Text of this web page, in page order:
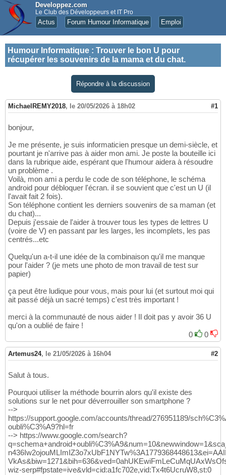
Developpez.com
Le Club des Développeurs et IT Pro
Actus Forum Humour Informatique Emploi
Humour Informatique : Trouver le bon U pour
récupérer les souvenirs de la mama et du chat.
Répondre à la discussion
MichaelREMY2018, le 20/05/2026 à 18h02 #1
bonjour,
Je me présente, je suis informaticien presque un demi-siècle, et
pourtant je n'arrive pas à aider mon ami. Je poste la bouteille ici
dans la rubrique aide, espérant que l'humour aidera à résoudre
un problème .
Voilà, mon ami a perdu le code de son téléphone, le schéma
android pour débloquer l'écran. il se souvient que c'est un U (il
l'avait fait 2 fois).
Son téléphone contient les derniers souvenirs de sa maman (et
du chat)...
Depuis j'essaie de l'aider à trouver tous les types de lettres U
(voire de V) en passant par les larges, les incomplets, les pas
centrés...etc
Quelqu'un a-t-il une idée de la combinaison qu'il me manque
pour l'aider ? (je mets une photo de mon travail de test sur
papier)
ça peut être ludique pour vous, mais pour lui (et surtout moi qui
ait passé déjà un sacré temps) c'est très important !
merci à la communauté de nous aider ! Il doit pas y avoir 36 U
qu'on a oublié de faire !
0
0
Artemus24, le 21/05/2026 à 16h04 #2
Salut à tous.
Pourquoi utiliser la méthode bourrin alors qu'il existe des
solutions sur le net pour déverrouiller son smartphone ?
-->
https://support.google.com/accounts/thread/276951189/
oubli%C3%A9?hl=fr
--> https://www.google.com/search?
wiz-serp#fpstate=ive&vld=cid:a1fc702e,vid:Tx4t6UcruW8,st:0